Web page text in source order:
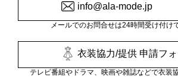
info@ala-mode.jp
メールでのお問合せは24時間受け付け
衣装協力/提供 申請フ
テレビ番組やドラマ、映画や雑誌などで衣装